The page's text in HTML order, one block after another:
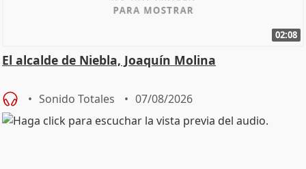
02:08
El alcalde de Niebla, Joaquín Molina
Sonido Totales 07/08/2026